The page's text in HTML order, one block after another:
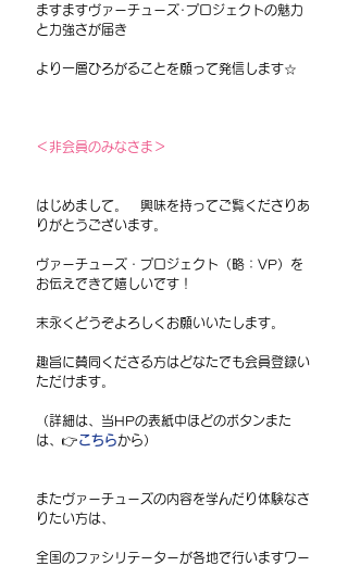
ますますヴァーチューズ･プロジェクトの魅力
と力強さが届き
より一層ひろがることを願って発信します☆
＜非会員のみなさま＞
はじめまして。　興味を持ってご覧くださりあ
りがとうございます。
ヴァーチューズ・プロジェクト（略：VP）を
お伝えできて嬉しいです！
末永くどうぞよろしくお願いいたします。
趣旨に賛同くださる方はどなたでも会員登録い
ただけます。
（詳細は、当HPの表紙中ほどのボタンまた
は、👉こちらから）
またヴァーチューズの内容を学んだり体験なさ
りたい方は、
全国のファシリテーターが各地で行いますワー